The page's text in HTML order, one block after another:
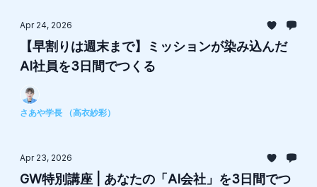
Apr 24, 2026
【早割りは週末まで】ミッションが染み込んだ
AI社員を3日間でつくる
さあや学長 （高衣紗彩）
Apr 23, 2026
GW特別講座 | あなたの「AI会社」を3日間でつ